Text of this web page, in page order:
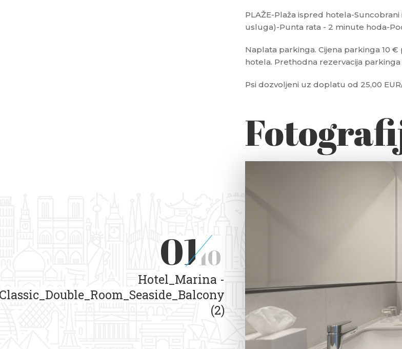
PLAŽE-Plaža ispred hotela-
usluga)-Punta rata - 2 minute hoda-
Naplata parkinga. Cijena parkinga 10
hotela. Prethodna rezervacija
Psi dozvoljeni uz doplatu od 25,00
0110
Hotel_Marina -
(2)